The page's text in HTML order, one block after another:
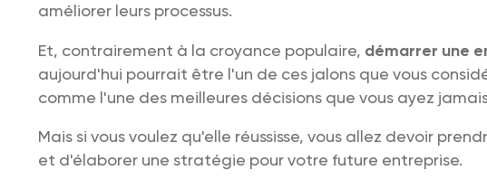
améliorer leurs processus.
Et, contrairement à la croyance populaire, démarrer une
aujourd'hui pourrait être l'un de ces jalons que vous
comme l'une des meilleures décisions que vous ayez
Mais si vous voulez qu'elle réussisse, vous allez devoir
et d'élaborer une stratégie pour votre future entreprise.